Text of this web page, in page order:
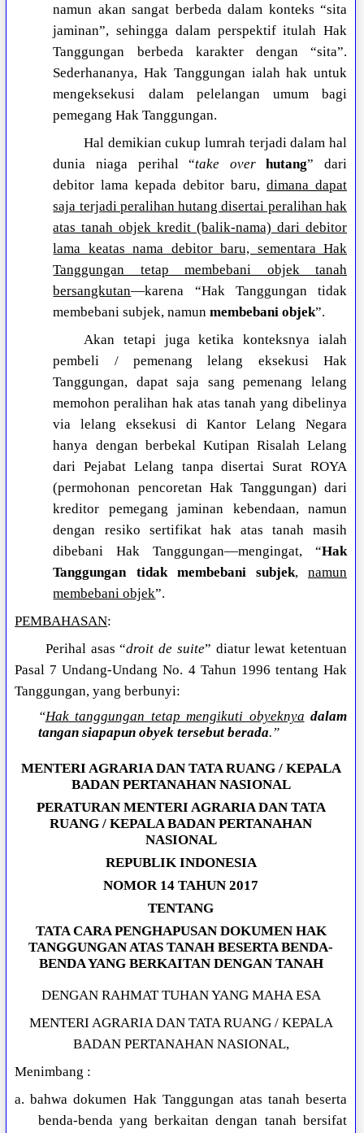
namun akan sangat berbeda dalam konteks “sita
jaminan”, sehingga dalam perspektif itulah Hak
Tanggungan berbeda karakter dengan “sita”.
Sederhananya, Hak Tanggungan ialah hak untuk
mengeksekusi dalam pelelangan umum bagi
pemegang Hak Tanggungan.
Hal demikian cukup lumrah terjadi dalam hal
dunia niaga perihal “take over hutang” dari
debitor lama kepada debitor baru,dimana dapat
saja terjadi peralihan hutang disertai peralihan hak
atas tanah objek kredit (balik-nama) dari debitor
lama keatas nama debitor baru, sementara Hak
Tanggungan tetap membebani objek tanah
bersangkutan—karena “Hak Tanggungan tidak
membebani subjek, namunmembebani objek”.
Akan tetapi juga ketika konteksnya ialah
pembeli / pemenang lelang eksekusi Hak
Tanggungan, dapat saja sang pemenang lelang
memohon peralihan hak atas tanah yang dibelinya
via lelang eksekusi di Kantor Lelang Negara
hanya dengan berbekal Kutipan Risalah Lelang
dari Pejabat Lelang tanpa disertai Surat ROYA
(permohonan pencoretan Hak Tanggungan) dari
kreditor pemegang jaminan kebendaan, namun
dengan resiko sertifikat hak atas tanah masih
dibebani Hak Tanggungan—mengingat, “Hak
Tanggungan tidak membebani subjek,namun
membebani objek”.
PEMBAHASAN:
Perihal asas “droit de suite” diatur lewat ketentuan
Pasal 7 Undang-Undang No. 4 Tahun 1996 tentang Hak
Tanggungan, yang berbunyi:
“Hak tanggungan tetap mengikuti obyeknya dalam
tangan siapapun obyek tersebut berada.”
MENTERI AGRARIA DAN TATA RUANG / KEPALA
BADAN PERTANAHAN NASIONAL
PERATURAN MENTERI AGRARIA DAN TATA
RUANG / KEPALA BADAN PERTANAHAN
NASIONAL
REPUBLIK INDONESIA
NOMOR 14 TAHUN 2017
TENTANG
TATA CARA PENGHAPUSAN DOKUMEN HAK
TANGGUNGAN ATAS TANAH BESERTA BENDA-
BENDA YANG BERKAITAN DENGAN TANAH
DENGAN RAHMAT TUHAN YANG MAHA ESA
MENTERI AGRARIA DAN TATA RUANG / KEPALA
BADAN PERTANAHAN NASIONAL,
Menimbang :
a. bahwa dokumen Hak Tanggungan atas tanah beserta
benda-benda yang berkaitan dengan tanah bersifat